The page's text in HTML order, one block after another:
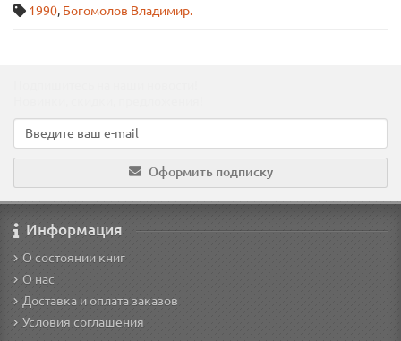
1990, Богомолов Владимир.
Оформить подписку
Информация
О состоянии книг
О нас
Доставка и оплата заказов
Условия соглашения